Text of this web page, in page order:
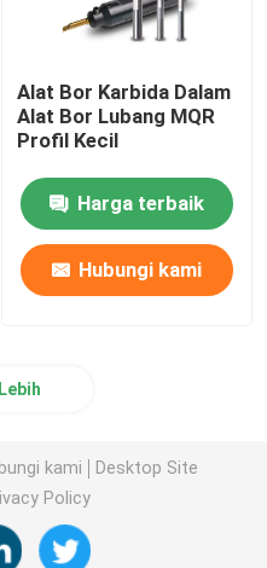
Alat Bor Karbida Dalam
Alat Bor Lubang MQR
Profil Kecil
Harga terbaik
Hubungi kami
kami
Desktop Site
Policy